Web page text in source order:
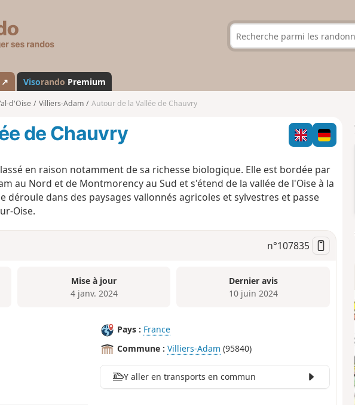
s
a
n
d
↗ Visorando Premium
d'Oise Villiers-Adam Autour de la Vallée de Chauvry
de Chauvry
en raison notamment de sa richesse biologique. Elle est bordée par
au Nord et de Montmorency au Sud et s'étend de la vallée de l'Oise à la
déroule dans des paysages vallonnés agricoles et sylvestres et passe
Oise.
n°107835
Mise à jour
4 janv. 2024
Dernier avis
10 juin 2024
Pays : France
Commune : Villiers-Adam (95840)
Y aller en transports en commun